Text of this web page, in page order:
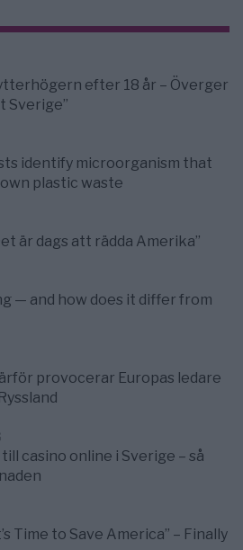
efter 18 år – Överger
Sverige”
identify microorganism that
plastic waste
är dags att rädda Amerika”
— and how does it differ from
provocerar Europas ledare
casino online i Sverige – så
Time to Save America” – Finally